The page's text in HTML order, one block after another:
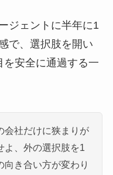
ジェントに半年に1
で、選択肢を開い
安全に通過する一
会社だけに狭まりが
よ、外の選択肢を1
向き合い方が変わり